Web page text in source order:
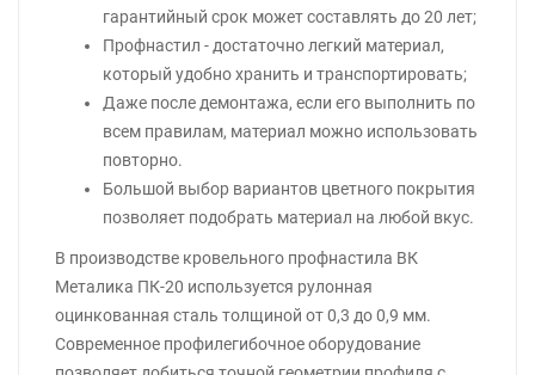
гарантийный срок может составлять до 20 лет;
Профнастил - достаточно легкий материал,
который удобно хранить и транспортировать;
Даже после демонтажа, если его выполнить по
всем правилам, материал можно использовать
повторно.
Большой выбор вариантов цветного покрытия
позволяет подобрать материал на любой вкус.
В производстве кровельного профнастила ВК
Металика ПК-20 используется рулонная
оцинкованная сталь толщиной от 0,3 до 0,9 мм.
Современное профилегибочное оборудование